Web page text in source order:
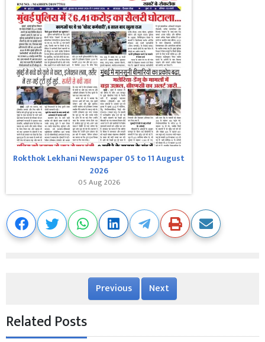
Rokthok Lekhani Newspaper 05 to 11 August
2026
05 Aug 2026
Previous Next
Related Posts